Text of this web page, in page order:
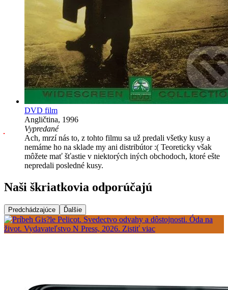
DVD film
Angličtina, 1996
Vypredané
Ach, mrzí nás to, z tohto filmu sa už predali všetky kusy a
nemáme ho na sklade my ani distribútor :( Teoreticky však
môžete mať šťastie v niektorých iných obchodoch, ktoré ešte
nepredali posledné kusy.
Naši škriatkovia odporúčajú
Predchádzajúce Ďalšie